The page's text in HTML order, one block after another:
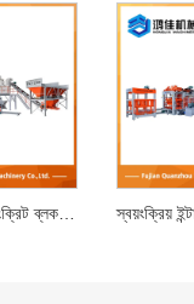
সম্পূর্ণ স্বয়ংক্রিয় কংক্রিট ব্লক মেশিন